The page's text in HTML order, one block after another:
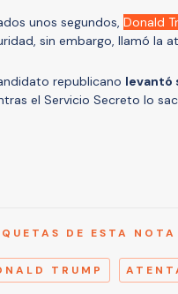
unos segundos, Donald
sin embargo, llamó la
republicano levantó
el Servicio Secreto lo
DE ESTA NOTA
TRUMP